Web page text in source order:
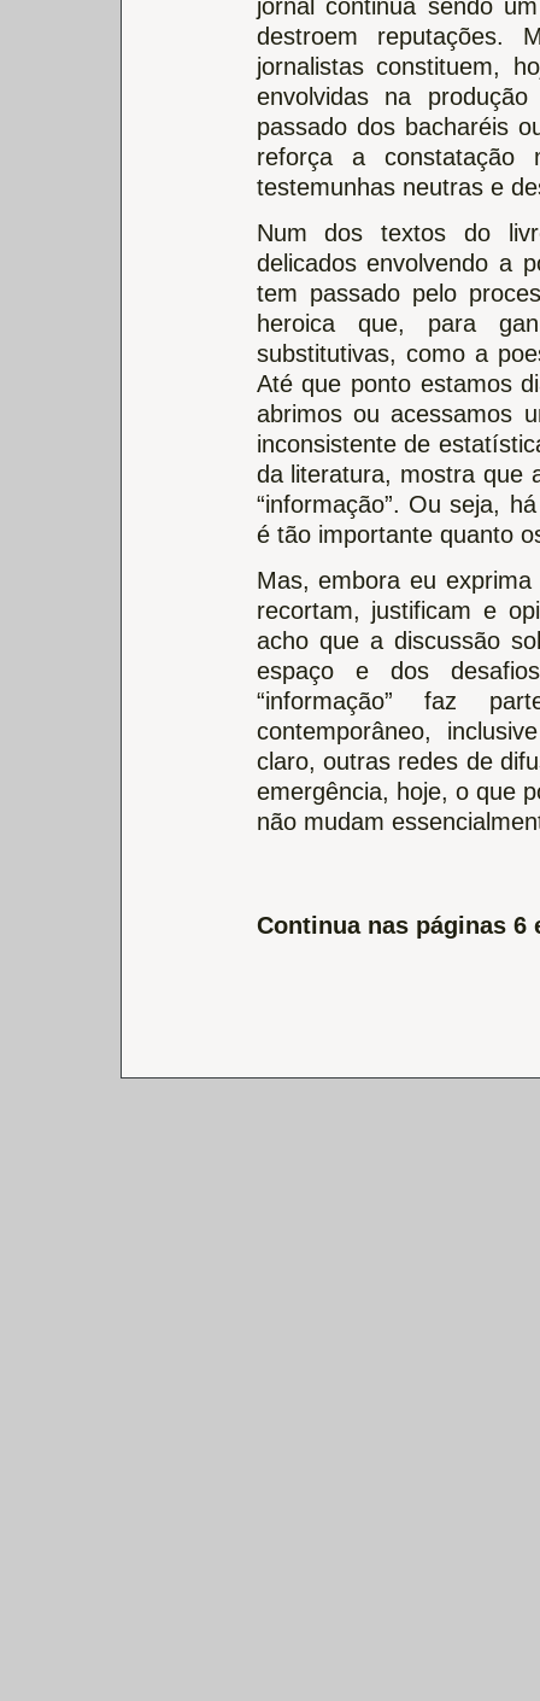
jornal continua sendo
destroem reputações.
jornalistas constituem,
envolvidas na
passado dos bacharéis
reforça a
testemunhas neutras e
Num dos textos do
delicados envolvendo a
tem passado pelo
heroica que, para
substitutivas, como a
Até que ponto estamos
abrimos ou acessamos
inconsistente de
da literatura, mostra que
“informação”. Ou seja,
é tão importante quanto
Mas, embora eu
recortam, justificam e
acho que a discussão
espaço e dos
“informação” faz
contemporâneo,
claro, outras redes de
emergência, hoje, o que
não mudam
Continua nas páginas 6